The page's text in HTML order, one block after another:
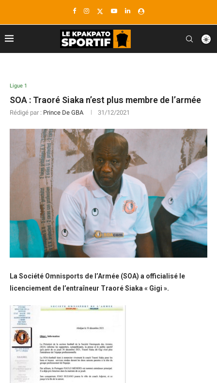
Ligue 1
SOA : Traoré Siaka n’est plus membre de l’armée
Rédigé par : Prince De GBA 31/12/2021
La Société Omnisports de l’Armée (SOA) a officialisé le
licenciement de l’entraîneur Traoré Siaka « Gigi ».